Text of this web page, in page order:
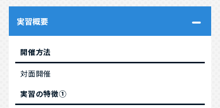
実習概要
開催方法
対面開催
実習の特徴①